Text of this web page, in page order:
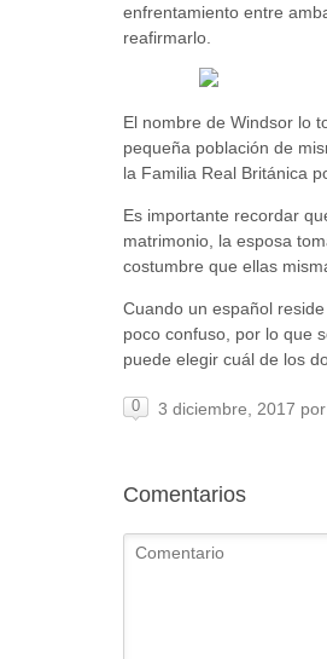
enfrentamiento entre
reafirmarlo.
El nombre de Windsor lo
pequeña población de
la Familia Real Británica
Es importante recordar
matrimonio, la esposa
costumbre que ellas
Cuando un español
poco confuso, por lo que
puede elegir cuál de los
0 3 diciembre, 2017 por
Comentarios